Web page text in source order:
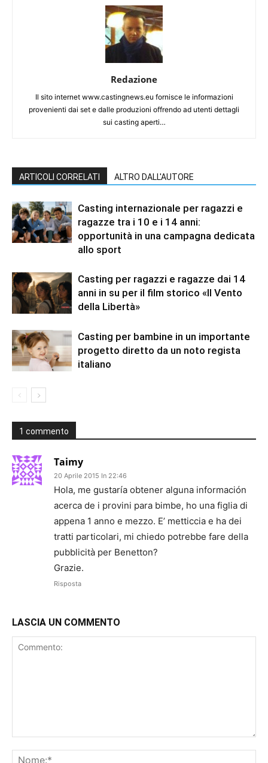
Redazione
Il sito internet www.castingnews.eu fornisce le informazioni
provenienti dai set e dalle produzioni offrendo ad utenti dettagli
sui casting aperti…
ARTICOLI CORRELATI ALTRO DALL'AUTORE
Casting internazionale per ragazzi e
ragazze tra i 10 e i 14 anni:
opportunità in una campagna dedicata
allo sport
Casting per ragazzi e ragazze dai 14
anni in su per il film storico «Il Vento
della Libertà»
Casting per bambine in un importante
progetto diretto da un noto regista
italiano
1 commento
Taimy
20 Aprile 2015 In 22:46
Hola, me gustaría obtener alguna información
acerca de i provini para bimbe, ho una figlia di
appena 1 anno e mezzo. E’ metticcia e ha dei
tratti particolari, mi chiedo potrebbe fare della
pubblicità per Benetton?
Grazie.
Risposta
LASCIA UN COMMENTO